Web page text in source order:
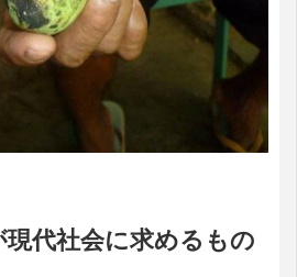
代社会に求めるもの